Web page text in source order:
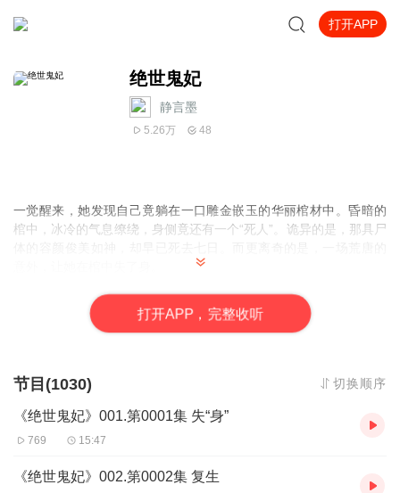
打开APP
绝世鬼妃
静言墨
5.26万 48
一觉醒来，她发现自己竟躺在一口雕金嵌玉的华丽棺材中。昏暗的
棺中，冰冷的气息缭绕，身侧竟还有一个“死人”。诡异的是，那具尸
就在她以为自己命不久矣之时，那位传说中死去的鬼王夫君竟复活
然而，真相却在第七夜揭开——所有的温柔、宠溺与深情，不过是
一场早已布下的局。她的心被剜，她的情被毁，一场宿命的阴谋，
打开APP，完整收听
节目(1030) 切换顺序
《绝世鬼妃》001.第0001集 失“身”
769 15:47
《绝世鬼妃》002.第0002集 复生